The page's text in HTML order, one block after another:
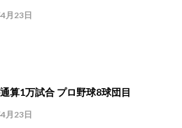
月23日
算1万試合 プロ野球8球団目
月23日